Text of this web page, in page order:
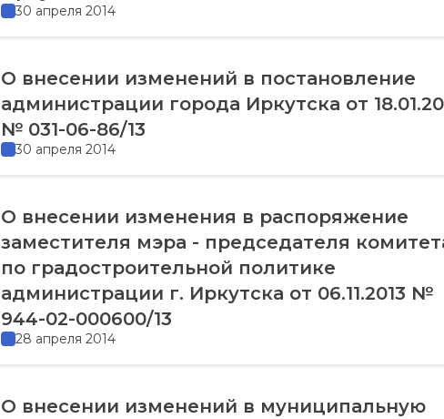
30 апреля 2014
О внесении изменений в постановление
администрации города Иркутска от
№ 031-06-86/13
30 апреля 2014
О внесении изменения в распоряжение
заместителя мэра - председателя
по градостроительной политике
администрации г. Иркутска от 06.11.2013 №
944-02-000600/13
28 апреля 2014
О внесении изменений в муниципальную